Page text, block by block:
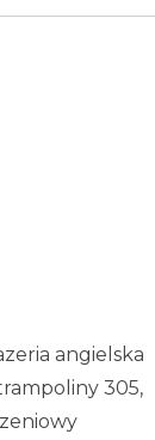
angielska
305,